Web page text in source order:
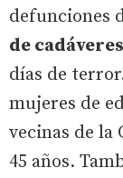
defunciones
de
días de
mujeres de
vecinas de la
45 años.